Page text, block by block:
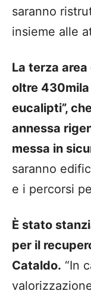
saranno
insieme alle
La terza
oltre 430mila
eucalipti”,
annessa
messa in
saranno
e i percorsi
È stato
per il
Cataldo. “In